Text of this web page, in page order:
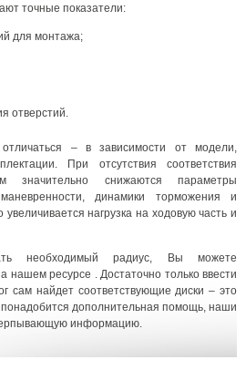
точные показатели:
для монтажа;
отверстий.
отличаться – в зависимости от модели,
При отсутствия соответствия
значительно снижаются параметры
динамики торможения и
нагрузка на ходовую часть и
необходимый радиус, Вы можете
нашем ресурсе . Достаточно только ввести
сам найдет соответствующие диски – это
дополнительная помощь, наши
информацию.